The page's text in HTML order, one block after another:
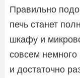
Правильно
печь станет
шкафу и
совсем
и достаточно